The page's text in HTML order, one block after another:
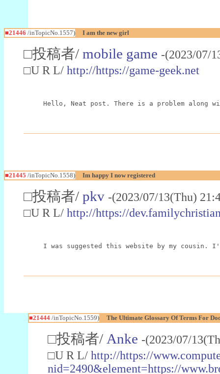
■21446 /inTopicNo.1557) I am the new girl
□投稿者/ mobile game -(2023/07/
□U R L/ http://https://game-geek.net
Hello, Neat post. There is a problem
■21445 /inTopicNo.1558) Im happy I now registered
□投稿者/ pkv -(2023/07/13(Thu)
□U R L/ http://https://
I was suggested this website by my cousin.
■21444/inTopicNo.1559) The Ultimate Glossary Of Terms For
□投稿者/ Anke -(2023/07/
□U R L/ http://https://
nid=2490&element=https://